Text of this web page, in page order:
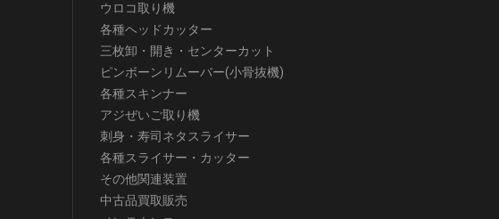
ウロコ取り機
各種ヘッドカッター
三枚卸・開き・センターカット
ピンボーンリムーバー(小骨抜機)
各種スキンナー
アジぜいご取り機
刺身・寿司ネタスライサー
各種スライサー・カッター
その他関連装置
中古品買取販売